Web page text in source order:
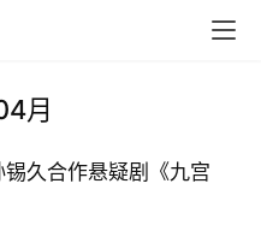
月
久合作悬疑剧《九宫